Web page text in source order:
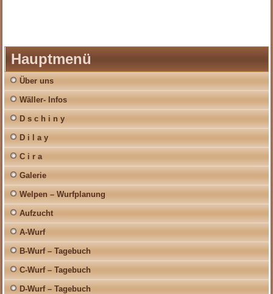
Hauptmenü
Über uns
Wäller- Infos
D s c h i n y
D i l a y
C i r a
Galerie
Welpen – Wurfplanung
Aufzucht
A-Wurf
B-Wurf – Tagebuch
C-Wurf – Tagebuch
D-Wurf – Tagebuch